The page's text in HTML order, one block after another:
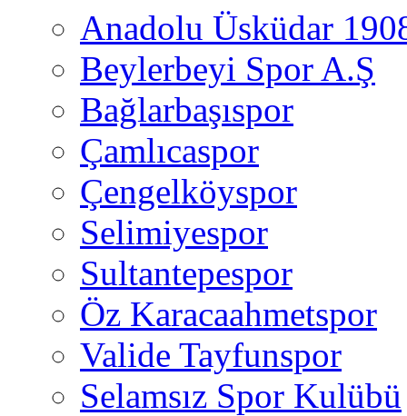
Anadolu Üsküdar
Beylerbeyi Spor A.Ş
Bağlarbaşıspor
Çamlıcaspor
Çengelköyspor
Selimiyespor
Sultantepespor
Öz Karacaahmetspor
Valide Tayfunspor
Selamsız Spor Kulübü